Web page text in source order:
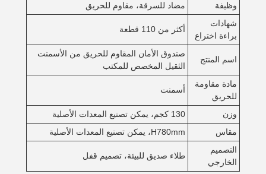
وظيفة
مضاد للسرقة، مقاوم للحريق
شهادات
براءة اختراع
أكثر من 110 قطعة
اسم المنتج
صندوق الأمان المقاوم للحريق من الأسمنت
الثقيل المخصص للمكتب
مادة مقاومة
للحريق
أسمنت
وزن
130 كجم، يمكن تصنيع المعدات الأصلية
مقاس
H780mm، يمكن تصنيع المعدات الأصلية
التصميم
الخارجي
طلاء صديق للبيئة، تصميم قفل